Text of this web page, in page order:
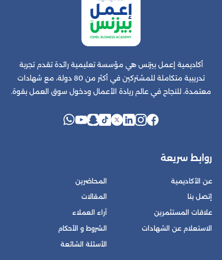
أكاديمية إعمل بيزنس هي مؤسسة تعليمية رائدة تقدم تجربة
تدريبية متكاملة للمشتركين في أكثر من 80 دولة، مع شهادات
معتمدة، للنجاح في عالم ريادة الأعمال ودخول سوق العمل بقوة.
روابط سريعة
عن الأكاديمية
إتصل بنا
علاقات المستثمرين
الاستعلام عن الشهادات
المحاضرين
المقالات
آراء العملاء
الشروط و الأحكام
الأسئلة الشائعة